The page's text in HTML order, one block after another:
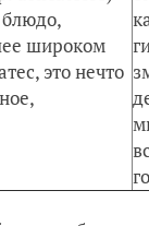
блюдо,
широком
это нечто